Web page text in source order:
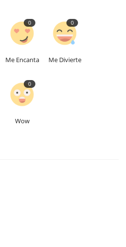
0
Me Encanta
0
Me Divierte
0
Wow